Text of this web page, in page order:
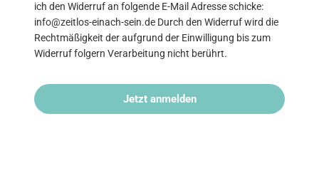
ich den Widerruf an folgende E-Mail Adresse schicke:
info@zeitlos-einach-sein.de Durch den Widerruf wird die
Rechtmäßigkeit der aufgrund der Einwilligung bis zum
Widerruf folgern Verarbeitung nicht berührt.
Jetzt anmelden